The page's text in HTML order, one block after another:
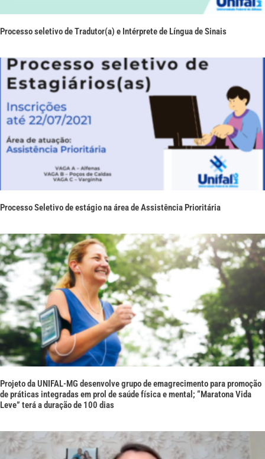
Processo seletivo de Tradutor(a) e Intérprete de Língua de Sinais
Processo Seletivo de estágio na área de Assistência Prioritária
Projeto da UNIFAL-MG desenvolve grupo de emagrecimento para promoção
de práticas integradas em prol de saúde física e mental; “Maratona Vida
Leve” terá a duração de 100 dias